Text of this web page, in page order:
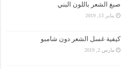
صبغ الشعر باللون البني
يناير 13, 2019
كيفية غسل الشعر دون شامبو
مارس 2, 2019